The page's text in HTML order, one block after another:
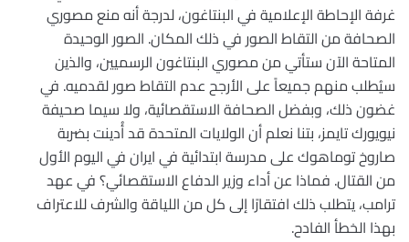
غرفة الإحاطة الإعلامية في البنتاغون، لدرجة أنه منع مصوري
الصحافة من التقاط الصور في ذلك المكان. الصور الوحيدة
المتاحة الآن ستأتي من مصوري البنتاغون الرسميين، والذين
سيُطلب منهم جميعاً على الأرجح عدم التقاط صور لقدميه. في
غضون ذلك، وبفضل الصحافة الاستقصائية، ولا سيما صحيفة
نيويورك تايمز، بتنا نعلم أن الولايات المتحدة قد أُدينت بضربة
صاروخ توماهوك على مدرسة ابتدائية في ايران في اليوم الأول
من القتال. فماذا عن أداء وزير الدفاع الاستقصائي؟ في عهد
ترامب، يتطلب ذلك افتقارًا إلى كل من اللياقة والشرف للاعتراف
بهذا الخطأ الفادح.